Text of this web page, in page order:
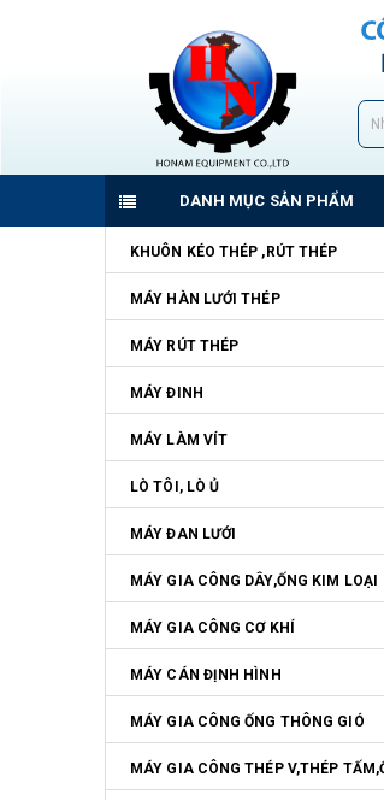
DANH MỤC SẢN PHẨM
KHUÔN KÉO THÉP ,RÚT THÉP
MÁY HÀN LƯỚI THÉP
MÁY RÚT THÉP
MÁY ĐINH
MÁY LÀM VÍT
LÒ TÔI, LÒ Ủ
MÁY ĐAN LƯỚI
MÁY GIA CÔNG DÂY,ỐNG KIM LOẠI
MÁY GIA CÔNG CƠ KHÍ
MÁY CÁN ĐỊNH HÌNH
MÁY GIA CÔNG ỐNG THÔNG GIÓ
MÁY GIA CÔNG THÉP V,THÉP